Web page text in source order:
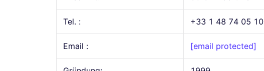
Tel. : +33 1 48 74 05 10
Email : [email protected]